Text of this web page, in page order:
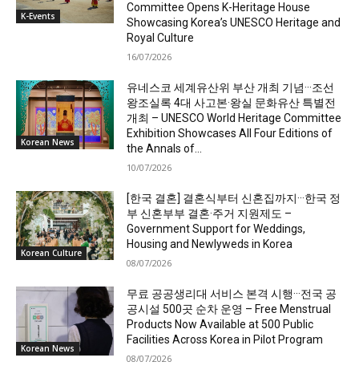
K-Events
Committee Opens K-Heritage House
Showcasing Korea’s UNESCO Heritage and
Royal Culture
16/07/2026
Korean News
유네스코 세계유산위 부산 개최 기념···조선
왕조실록 4대 사고본·왕실 문화유산 특별전
개최 – UNESCO World Heritage Committee
Exhibition Showcases All Four Editions of
the Annals of...
10/07/2026
Korean Culture
[한국 결혼] 결혼식부터 신혼집까지···한국 정
부 신혼부부 결혼·주거 지원제도 –
Government Support for Weddings,
Housing and Newlyweds in Korea
08/07/2026
Korean News
무료 공공생리대 서비스 본격 시행···전국 공
공시설 500곳 순차 운영 – Free Menstrual
Products Now Available at 500 Public
Facilities Across Korea in Pilot Program
08/07/2026